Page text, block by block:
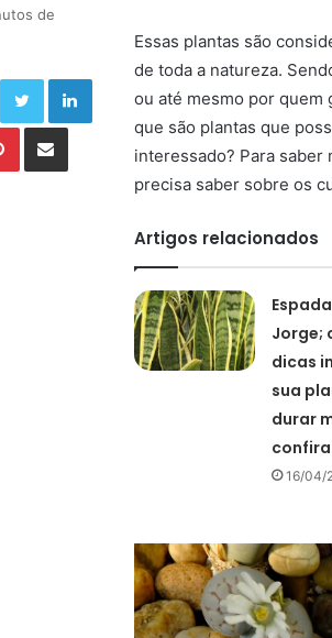
Essas plantas são
de toda a natureza.
ou até mesmo por quem
que são plantas que
interessado? Para saber
precisa saber sobre os
Artigos relacionados
Jorge;
dicas
sua
durar
confira
16/04/
de
TwitterLinkedin
PinterestCompartilhar via e-mail